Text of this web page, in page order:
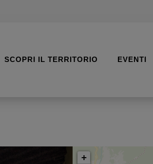
SCOPRI IL TERRITORIO EVENTI
+